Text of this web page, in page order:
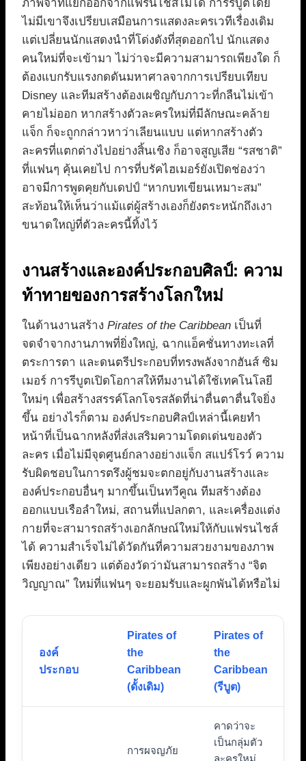
ภาพจำที่แยกออกจากแฟรนไชส์ไม่ได้ การรีบูตโดย
ไม่มีเขาจึงเปรียบเสมือนการแสดงละครเวทีเรื่องเดิม
แต่เปลี่ยนนักแสดงนำที่โด่งดังที่สุดออกไป นักแสดง
คนใหม่ที่จะเข้ามา ไม่ว่าจะมีความสามารถเพียงใด ก็
ต้องแบกรับแรงกดดันมหาศาลจากการเปรียบเทียบ
Disney และทีมสร้างต้องเผชิญกับภาวะที่กลืนไม่เข้า
คายไม่ออก หากสร้างตัวละครใหม่ที่มีลักษณะคล้าย
แจ็ก ก็จะถูกกล่าวหาว่าเลียนแบบ แต่หากสร้างตัว
ละครที่แตกต่างไปอย่างสิ้นเชิง ก็อาจสูญเสีย “รสชาติ”
ที่แฟนๆ คุ้นเคยไป การที่บรัคไฮเมอร์ยังเปิดช่องว่า
อาจมีการพูดคุยกับเดปป์ “หากบทเขียนเหมาะสม”
สะท้อนให้เห็นว่าแม้แต่ผู้สร้างเองก็ยังตระหนักถึงเงา
ขนาดใหญ่ที่ตัวละครนี้ทิ้งไว้
งานสร้างและองค์ประกอบศิลป์: ความ
ท้าทายของการสร้างโลกใหม่
ในด้านงานสร้าง Pirates of the Caribbean เป็นที่
จดจำจากงานภาพที่ยิ่งใหญ่, ฉากแอ็คชั่นทางทะเลที่
ตระการตา และดนตรีประกอบที่ทรงพลังจากฮันส์ ซิม
เมอร์ การรีบูตเปิดโอกาสให้ทีมงานได้ใช้เทคโนโลยี
ใหม่ๆ เพื่อสร้างสรรค์โลกโจรสลัดที่น่าตื่นตาตื่นใจยิ่ง
ขึ้น อย่างไรก็ตาม องค์ประกอบศิลป์เหล่านี้เคยทำ
หน้าที่เป็นฉากหลังที่ส่งเสริมความโดดเด่นของตัว
ละคร เมื่อไม่มีจุดศูนย์กลางอย่างแจ็ก สแปร์โรว์ ความ
รับผิดชอบในการตรึงผู้ชมจะตกอยู่กับงานสร้างและ
องค์ประกอบอื่นๆ มากขึ้นเป็นทวีคูณ ทีมสร้างต้อง
ออกแบบเรือลำใหม่, สถานที่แปลกตา, และเครื่องแต่ง
กายที่จะสามารถสร้างเอกลักษณ์ใหม่ให้กับแฟรนไชส์
ได้ ความสำเร็จไม่ได้วัดกันที่ความสวยงามของภาพ
เพียงอย่างเดียว แต่ต้องวัดว่ามันสามารถสร้าง “จิต
วิญญาณ” ใหม่ที่แฟนๆ จะยอมรับและผูกพันได้หรือไม่
องค์
ประกอบ
Pirates of
the
Caribbean
(ดั้งเดิม)
Pirates of
the
Caribbean
(รีบูต)
การผจญภัย
คาดว่าจะ
เป็นกลุ่มตัว
ละครใหม่